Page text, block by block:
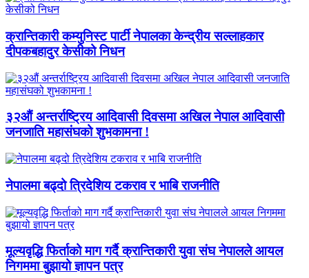
क्रान्तिकारी कम्युनिस्ट पार्टी नेपालका केन्द्रीय सल्लाहकार
दीपकबहादुर केसीको निधन
३२औं अन्तर्राष्ट्रिय आदिवासी दिवसमा अखिल नेपाल आदिवासी
जनजाति महासंघको शुभकामना !
नेपालमा बढ्दो त्रिदेशिय टकराव र भाबि राजनीति
मूल्यवृद्धि फिर्ताको माग गर्दै क्रान्तिकारी युवा संघ नेपालले आयल
निगममा बुझायो ज्ञापन पत्र